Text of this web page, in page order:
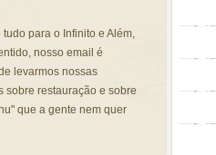
para o Infinito e Além,
nosso email é
levarmos nossas
sobre restauração e sobre
que a gente nem quer